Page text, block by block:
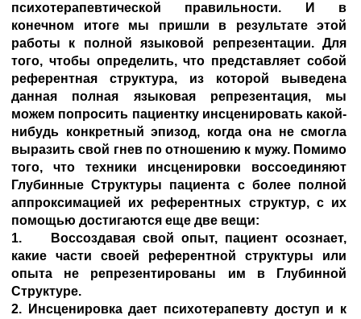
психотерапевтической правильности. И в
конечном итоге мы пришли в результате этой
работы к полной языковой репрезентации. Для
того, чтобы определить, что представляет собой
референтная структура, из которой выведена
данная полная языковая репрезентация, мы
можем попросить пациентку инсценировать какой-
нибудь конкретный эпизод, когда она не смогла
выразить свой гнев по отношению к мужу. Помимо
того, что техники инсценировки воссоединяют
Глубинные Структуры пациента с более полной
аппроксимацией их референтных структур, с их
помощью достигаются еще две вещи:
1. Воссоздавая свой опыт, пациент осознает,
какие части своей референтной структуры или
опыта не репрезентированы им в Глубинной
Структуре.
2. Инсценировка дает психотерапевту доступ и к